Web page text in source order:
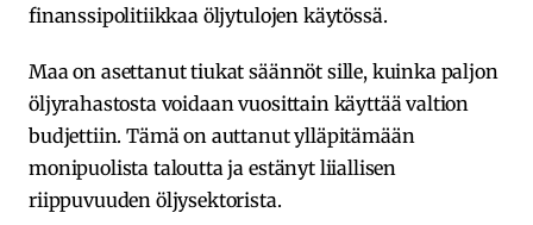
finanssipolitiikkaa öljytulojen käytössä.
Maa on asettanut tiukat säännöt sille, kuinka paljon
öljyrahastosta voidaan vuosittain käyttää valtion
budjettiin. Tämä on auttanut ylläpitämään
monipuolista taloutta ja estänyt liiallisen
riippuvuuden öljysektorista.